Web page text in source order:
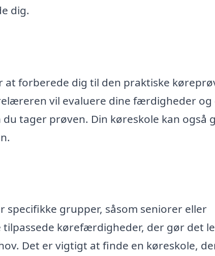
dig.
forberede dig til den praktiske
vil evaluere dine færdigheder og
tager prøven. Din køreskole kan også
grupper, såsom seniorer eller
kørefærdigheder, der gør det
Det er vigtigt at finde en køreskole,